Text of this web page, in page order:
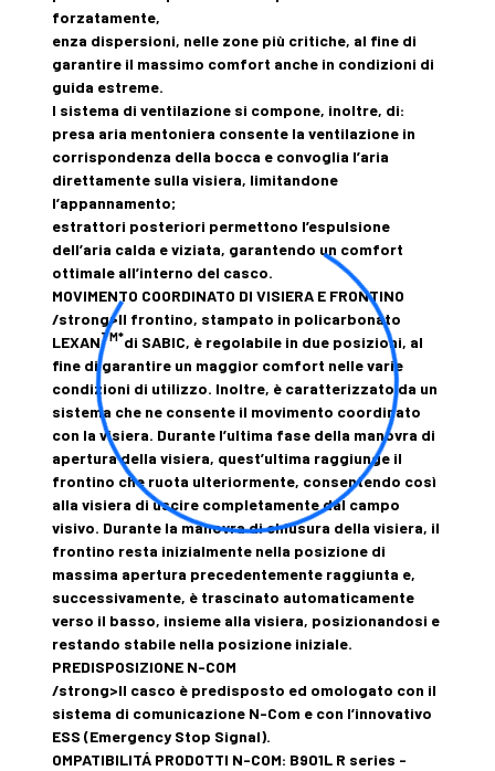
forzatamente,
enza dispersioni, nelle zone più critiche, al fine di
garantire il massimo comfort anche in condizioni di
guida estreme.
l sistema di ventilazione si compone, inoltre, di:
presa aria mentoniera consente la ventilazione in
corrispondenza della bocca e convoglia l’aria
direttamente sulla visiera, limitandone
l’appannamento;
estrattori posteriori permettono l’espulsione
dell’aria calda e viziata, garantendo un comfort
ottimale all’interno del casco.
MOVIMENTO COORDINATO DI VISIERA E FRONTINO
/strong>Il frontino, stampato in policarbonato
LEXANTM*di SABIC, è regolabile in due posizioni, al
fine di garantire un maggior comfort nelle varie
condizioni di utilizzo. Inoltre, è caratterizzato da un
sistema che ne consente il movimento coordinato
con la visiera. Durante l’ultima fase della manovra di
apertura della visiera, quest’ultima raggiunge il
frontino che ruota ulteriormente, consentendo così
alla visiera di uscire completamente dal campo
visivo. Durante la manovra di chiusura della visiera, il
frontino resta inizialmente nella posizione di
massima apertura precedentemente raggiunta e,
successivamente, è trascinato automaticamente
verso il basso, insieme alla visiera, posizionandosi e
restando stabile nella posizione iniziale.
PREDISPOSIZIONE N-COM
/strong>Il casco è predisposto ed omologato con il
sistema di comunicazione N-Com e con l’innovativo
ESS (Emergency Stop Signal).
OMPATIBILITÁ PRODOTTI N-COM: B901L R series -